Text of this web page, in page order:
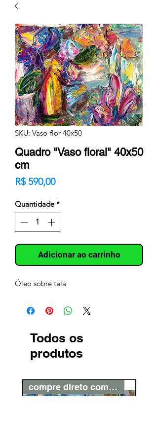
SKU: Vaso-flor 40x50
Quadro "Vaso floral" 40x50
cm
R$ 590,00Preço
Quantidade *
Adicionar ao carrinho
Óleo sobre tela
Todos os
produtos
compre direto com o artista